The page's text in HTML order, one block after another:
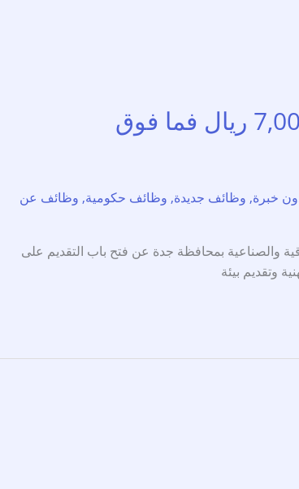
خبرة, وظائف جديدة, وظائف حكومية, وظائف عن
أعلن المعهد العالي للتقنيات الورقية والصناعية بمحافظة جدة عن فتح باب التقديم على
وتقديم بيئة